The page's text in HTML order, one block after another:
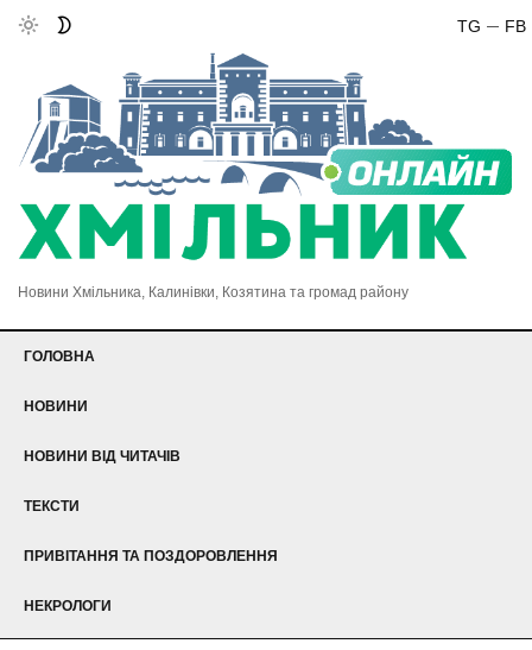
FB
TG
Новини Хмільника, Калинівки, Козятина та громад району
ГОЛОВНА
НОВИНИ
НОВИНИ ВІД ЧИТАЧІВ
ТЕКСТИ
ПРИВІТАННЯ ТА ПОЗДОРОВЛЕННЯ
НЕКРОЛОГИ